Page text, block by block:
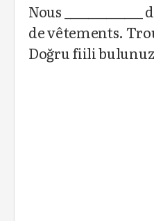
Nous
de vêtements.
Doğru fiili